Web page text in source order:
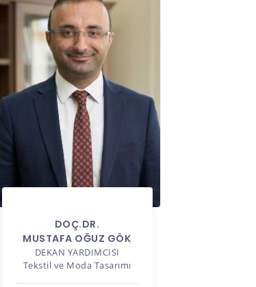
DOÇ.DR.
MUSTAFA OĞUZ GÖK
DEKAN YARDIMCISI
Tekstil ve Moda Tasarımı